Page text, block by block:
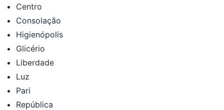
Centro
Consolação
Higienópolis
Glicério
Liberdade
Luz
Pari
República